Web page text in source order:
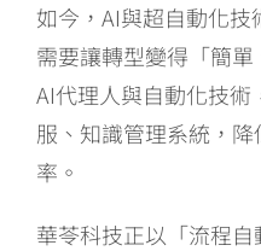
如今，AI與超自動化
需要讓轉型變得「簡
AI代理人與自動化技
服、知識管理系統，
率。
華苓科技正以「流程自